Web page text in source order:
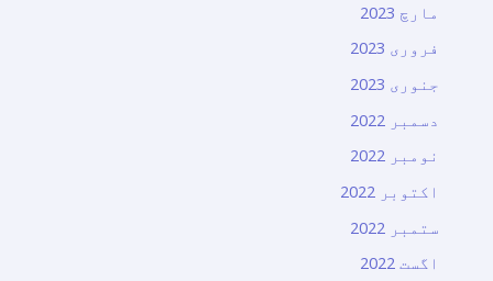
مارچ 2023
فروری 2023
جنوری 2023
دسمبر 2022
نومبر 2022
اکتوبر 2022
ستمبر 2022
اگست 2022